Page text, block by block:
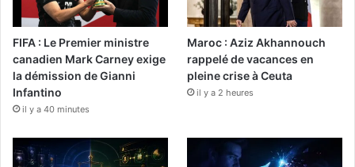
FIFA : Le Premier ministre
canadien Mark Carney exige
la démission de Gianni
Infantino
il y a 40 minutes
Maroc : Aziz Akhannouch
rappelé de vacances en
pleine crise à Ceuta
il y a 2 heures